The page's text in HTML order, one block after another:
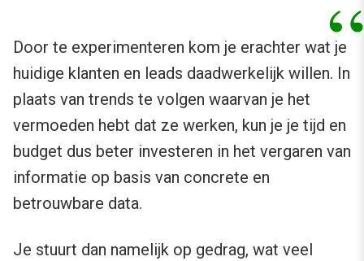
Door te experimenteren kom je erachter wat je
huidige klanten en leads daadwerkelijk willen. In
plaats van trends te volgen waarvan je het
vermoeden hebt dat ze werken, kun je je tijd en
budget dus beter investeren in het vergaren van
informatie op basis van concrete en
betrouwbare data.
Je stuurt dan namelijk op gedrag, wat veel